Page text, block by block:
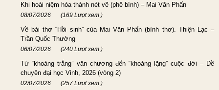
Khi hoài niệm hóa thành nét vẽ (phê bình) – Mai Văn Phấn
08/07/2026 (169 Lượt xem )
Về bài thơ “Hồi sinh” của Mai Văn Phấn (bình thơ). Thiện Lạc –
Trần Quốc Thường
06/07/2026 (240 Lượt xem )
Từ “khoảng trắng” văn chương đến “khoảng lặng” cuộc đời – Đề
chuyên đại học Vinh, 2026 (vòng 2)
02/07/2026 (257 Lượt xem )